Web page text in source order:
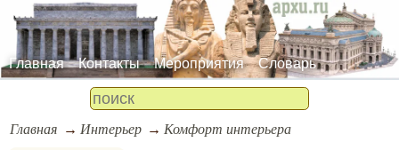
Главная Контакты Мероприятия Словарь
Главная Интерьер
Комфорт интерьера